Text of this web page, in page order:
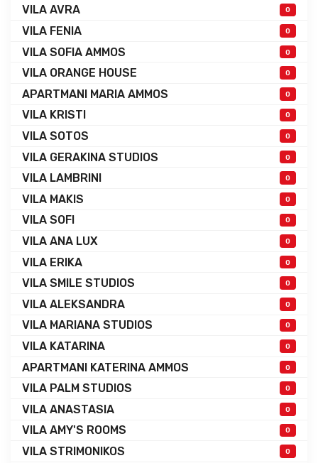
VILA AVRA 0
VILA FENIA 0
VILA SOFIA AMMOS 0
VILA ORANGE HOUSE 0
APARTMANI MARIA AMMOS 0
VILA KRISTI 0
VILA SOTOS 0
VILA GERAKINA STUDIOS 0
VILA LAMBRINI 0
VILA MAKIS 0
VILA SOFI 0
VILA ANA LUX 0
VILA ERIKA 0
VILA SMILE STUDIOS 0
VILA ALEKSANDRA 0
VILA MARIANA STUDIOS 0
VILA KATARINA 0
APARTMANI KATERINA AMMOS 0
VILA PALM STUDIOS 0
VILA ANASTASIA 0
VILA AMY'S ROOMS 0
VILA STRIMONIKOS 0